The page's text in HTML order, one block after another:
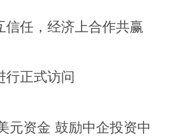
信任，经济上合作共赢
行正式访问
元资金 鼓励中企投资中